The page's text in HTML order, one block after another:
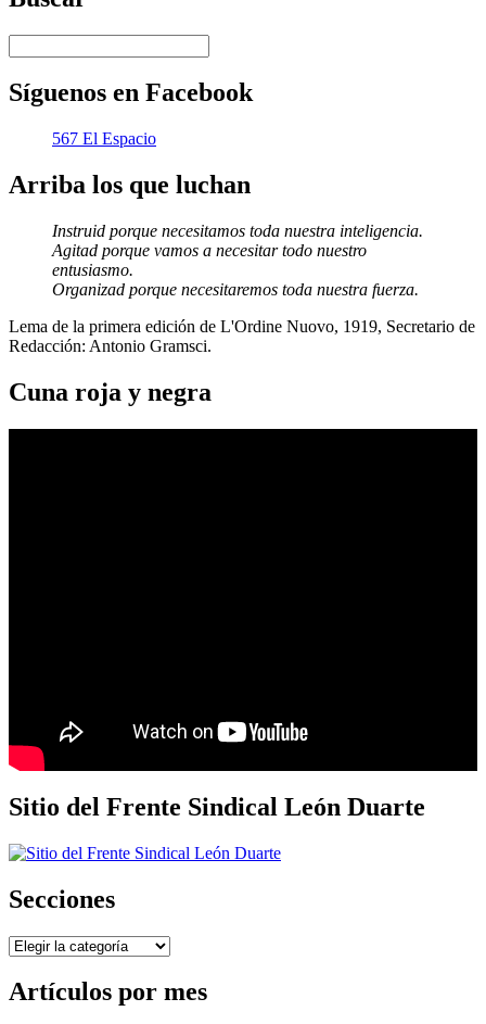
Síguenos en Facebook
567 El Espacio
Arriba los que luchan
Instruid porque necesitamos toda nuestra inteligencia.
Agitad porque vamos a necesitar todo nuestro
entusiasmo.
Organizad porque necesitaremos toda nuestra fuerza.
Lema de la primera edición de L'Ordine Nuovo, 1919, Secretario de
Redacción: Antonio Gramsci.
Cuna roja y negra
Sitio del Frente Sindical León Duarte
Secciones
Secciones
Artículos por mes